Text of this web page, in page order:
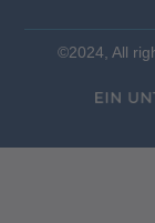
©2024, All